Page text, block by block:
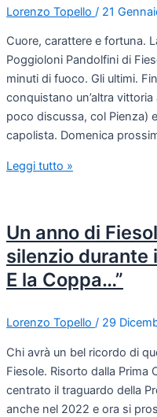
Lorenzo Topello / 21
Cuore, carattere e fortuna.
Poggioloni Pandolfini di
minuti di fuoco. Gli ultimi.
conquistano un’altra
poco discussa, col Pienza)
capolista. Domenica
Leggi tutto »
Un anno di
silenzio durante
E la Coppa…”
Lorenzo Topello / 29
Chi avrà un bel ricordo di
Fiesole. Risorto dalla Prima
centrato il traguardo della
anche nel 2022 e ora si